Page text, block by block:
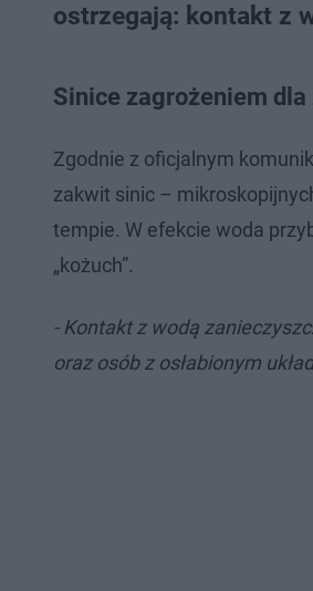
ostrzegają: kontakt z
Sinice zagrożeniem dla
Zgodnie z oficjalnym
zakwit sinic –
tempie. W efekcie woda
„kożuch”.
- Kontakt z wodą
oraz osób z osłabionym